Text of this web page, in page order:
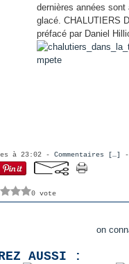
dernières années
glacé. CHALUTIERS
préfacé par Daniel
à 23:02 - Commentaires […] -
0 vote
on
AUSSI :